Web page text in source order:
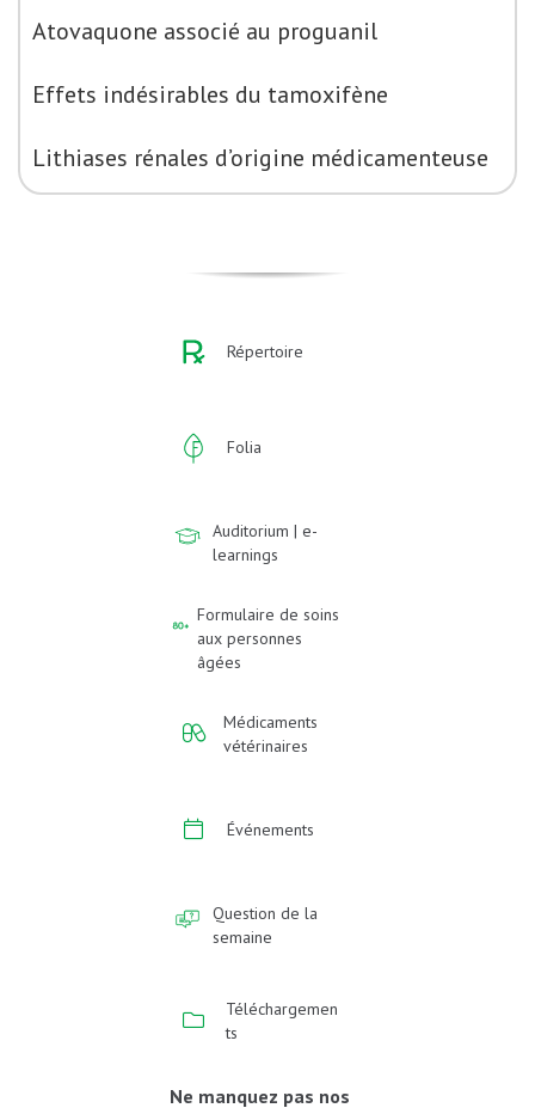
Atovaquone associé au proguanil
Effets indésirables du tamoxifène
Lithiases rénales d’origine médicamenteuse
Répertoire
Folia
Auditorium | e-
learnings
Formulaire de soins
aux personnes
âgées
Médicaments
vétérinaires
Événements
Question de la
semaine
Téléchargemen
ts
Ne manquez pas nos